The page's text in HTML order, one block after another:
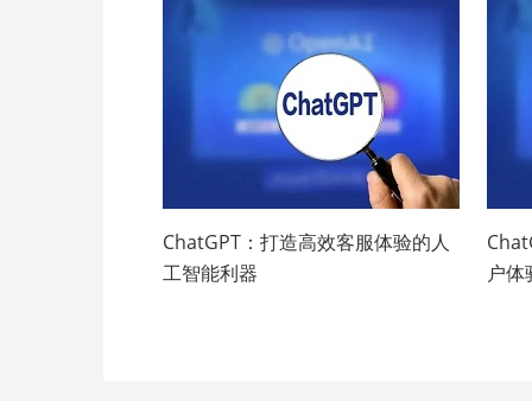
ChatGPT：打造高效客服体验的人
工智能利器
户